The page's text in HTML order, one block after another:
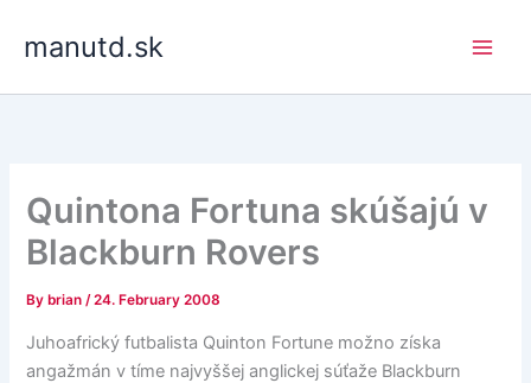
manutd.sk
Quintona Fortuna skúšajú v
Blackburn Rovers
By brian/24. February 2008
Juhoafrický futbalista Quinton Fortune možno získa
angažmán v tíme najvyššej anglickej súťaže Blackburn